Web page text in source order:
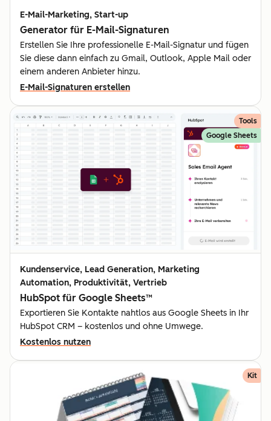
E-Mail-Marketing, Start-up
Generator für E-Mail-Signaturen
Erstellen Sie Ihre professionelle E-Mail-Signatur und fügen
Sie diese dann einfach zu Gmail, Outlook, Apple Mail oder
einem anderen Anbieter hinzu.
E-Mail-Signaturen erstellen
Tools
Google Sheets
Kundenservice, Lead Generation, Marketing
Automation, Produktivität, Vertrieb
HubSpot für Google Sheets™
Exportieren Sie Kontakte nahtlos aus Google Sheets in Ihr
HubSpot CRM – kostenlos und ohne Umwege.
Kostenlos nutzen
Kit